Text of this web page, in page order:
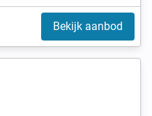
Bekijk aanbod